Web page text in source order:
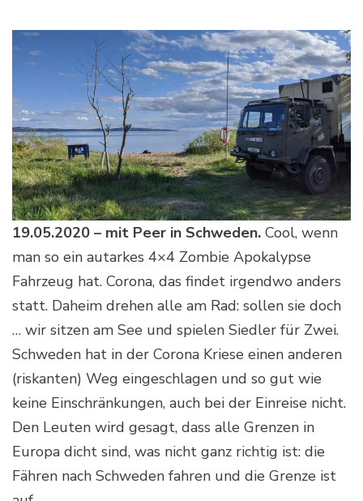
19.05.2020 – mit Peer in Schweden. Cool, wenn
man so ein autarkes 4×4 Zombie Apokalypse
Fahrzeug hat. Corona, das findet irgendwo anders
statt. Daheim drehen alle am Rad: sollen sie doch
… wir sitzen am See und spielen Siedler für Zwei.
Schweden hat in der Corona Kriese einen anderen
(riskanten) Weg eingeschlagen und so gut wie
keine Einschränkungen, auch bei der Einreise nicht.
Den Leuten wird gesagt, dass alle Grenzen in
Europa dicht sind, was nicht ganz richtig ist: die
Fähren nach Schweden fahren und die Grenze ist